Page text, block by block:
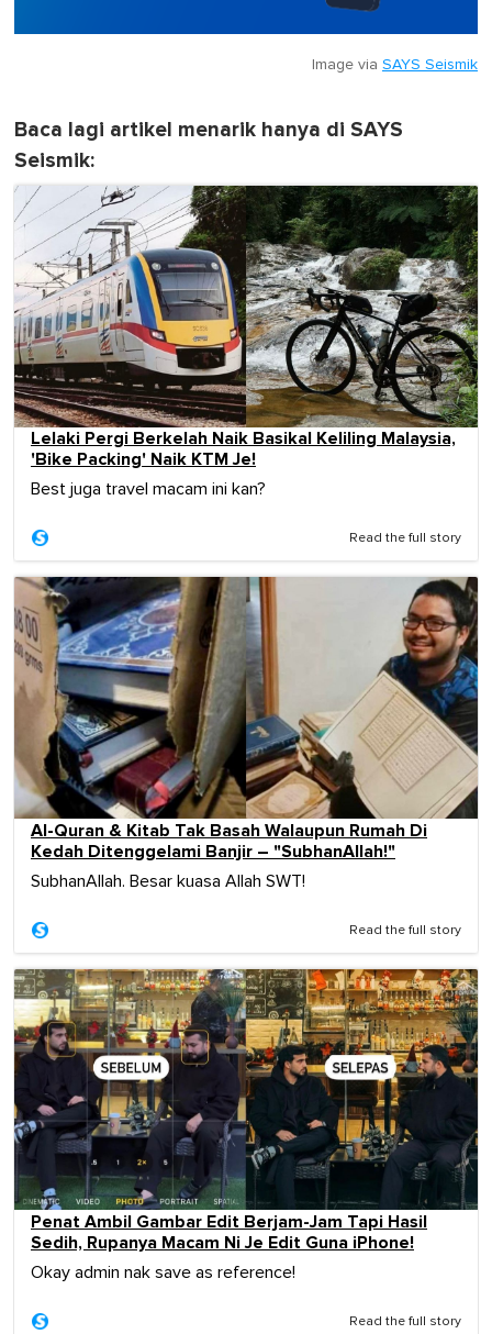
Image via SAYS Seismik
Baca lagi artikel menarik hanya di SAYS
Seismik:
Lelaki Pergi Berkelah Naik Basikal Keliling Malaysia,
'Bike Packing' Naik KTM Je!
Best juga travel macam ini kan?
Read the full story
Al-Quran & Kitab Tak Basah Walaupun Rumah Di
Kedah Ditenggelami Banjir – "SubhanAllah!"
SubhanAllah. Besar kuasa Allah SWT!
Read the full story
Penat Ambil Gambar Edit Berjam-Jam Tapi Hasil
Sedih, Rupanya Macam Ni Je Edit Guna iPhone!
Okay admin nak save as reference!
Read the full story